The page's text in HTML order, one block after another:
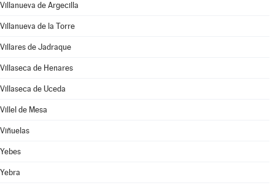
Villanueva de Argecilla
Villanueva de la Torre
Villares de Jadraque
Villaseca de Henares
Villaseca de Uceda
Villel de Mesa
Viñuelas
Yebes
Yebra